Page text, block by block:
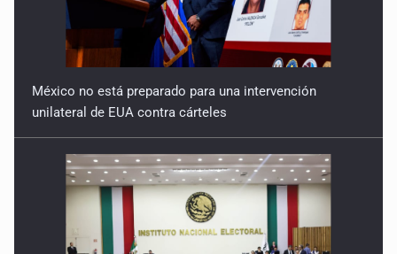
México no está preparado para una intervención
unilateral de EUA contra cárteles